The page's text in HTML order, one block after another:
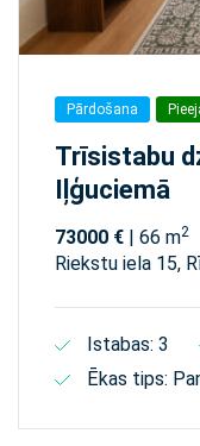
Pārdošana
Trīsistabu
Iļģuciemā
73000 € | 66 m2
Riekstu iela 15,
Istabas: 3
Ēkas tips: